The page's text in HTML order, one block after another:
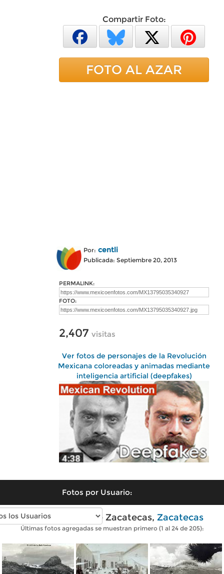
Compartir Foto:
FOTO AL AZAR
Por: centli
Publicada: Septiembre 20, 2013
PERMALINK:
FOTO:
2,407 visitas
Ver fotos de personajes de la Revolución
Mexicana coloreadas y animadas mediante
inteligencia artificial (deepfakes)
Fotos por Usuario:
Fotos antiguas de Zacatecas, Zacatecas
Últimas fotos agregadas se muestran primero (1 al 24 de 205):